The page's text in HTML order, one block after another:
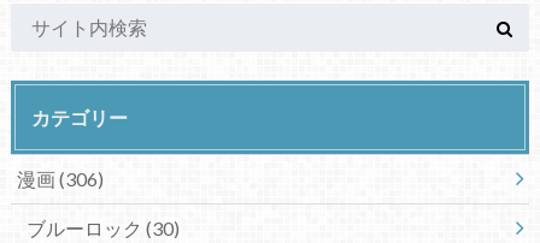
カテゴリー
漫画(306)
ブルーロック (30)